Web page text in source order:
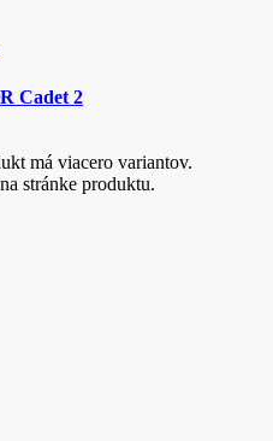
Cadet 2
má viacero variantov.
stránke produktu.